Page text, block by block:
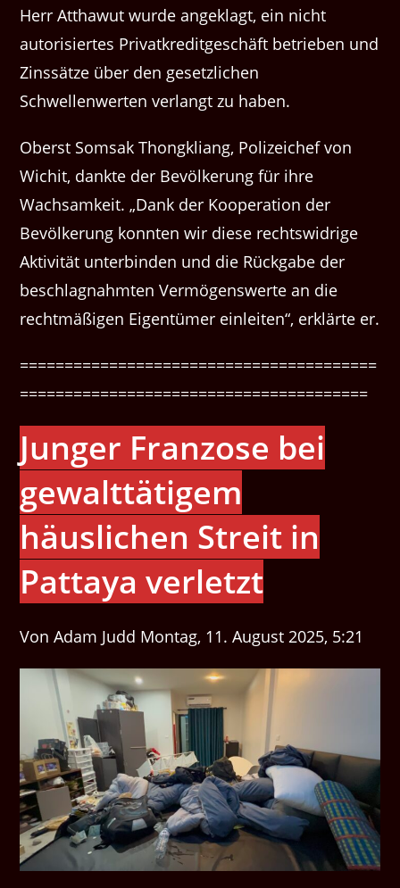
Herr Atthawut wurde angeklagt, ein nicht
autorisiertes Privatkreditgeschäft betrieben und
Zinssätze über den gesetzlichen
Schwellenwerten verlangt zu haben.
Oberst Somsak Thongkliang, Polizeichef von
Wichit, dankte der Bevölkerung für ihre
Wachsamkeit. „Dank der Kooperation der
Bevölkerung konnten wir diese rechtswidrige
Aktivität unterbinden und die Rückgabe der
beschlagnahmten Vermögenswerte an die
rechtmäßigen Eigentümer einleiten“, erklärte er.
========================================
=======================================
Junger Franzose bei
gewalttätigem
häuslichen Streit in
Pattaya verletzt
Von Adam Judd Montag, 11. August 2025, 5:21